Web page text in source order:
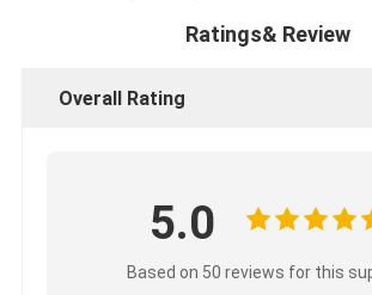
Ratings& Review
Overall Rating
5.0
Based on 50 reviews for this